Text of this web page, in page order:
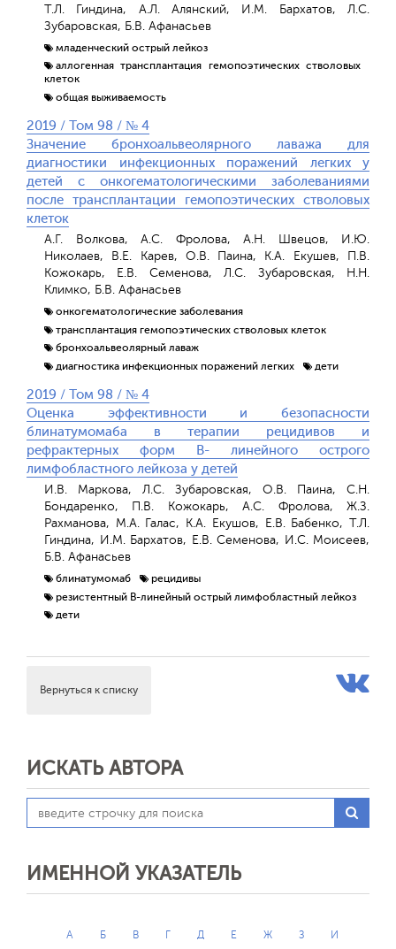
Т.Л. Гиндина, А.Л. Алянский, И.М. Бархатов, Л.С.
Зубаровская, Б.В. Афанасьев
младенческий острый лейкоз
аллогенная трансплантация гемопоэтических стволовых
клеток
общая выживаемость
2019 / Том 98 / № 4
Значение бронхоальвеолярного лаважа для
диагностики инфекционных поражений легких у
детей с онкогематологическими заболеваниями
после трансплантации гемопоэтических стволовых
клеток
А.Г. Волкова, А.С. Фролова, А.Н. Швецов, И.Ю.
Николаев, В.Е. Карев, О.В. Паина, К.А. Екушев, П.В.
Кожокарь, Е.В. Семенова, Л.С. Зубаровская, Н.Н.
Климко, Б.В. Афанасьев
онкогематологические заболевания
трансплантация гемопоэтических стволовых клеток
бронхоальвеолярный лаваж
диагностика инфекционных поражений легких
дети
2019 / Том 98 / № 4
Оценка эффективности и безопасности
блинатумомаба в терапии рецидивов и
рефрактерных форм В- линейного острого
лимфобластного лейкоза у детей
И.В. Маркова, Л.С. Зубаровская, О.В. Паина, С.Н.
Бондаренко, П.В. Кожокарь, А.С. Фролова, Ж.З.
Рахманова, М.А. Галас, К.А. Екушов, Е.В. Бабенко, Т.Л.
Гиндина, И.М. Бархатов, Е.В. Семенова, И.С. Моисеев,
Б.В. Афанасьев
блинатумомаб
рецидивы
резистентный В-линейный острый лимфобластный лейкоз
дети
Вернуться к списку
ИСКАТЬ АВТОРА
ИМЕННОЙ УКАЗАТЕЛЬ
А Б В Г Д Е Ж З И